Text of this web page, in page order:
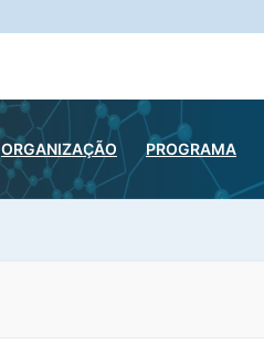
ORGANIZAÇÃO PROGRAMA